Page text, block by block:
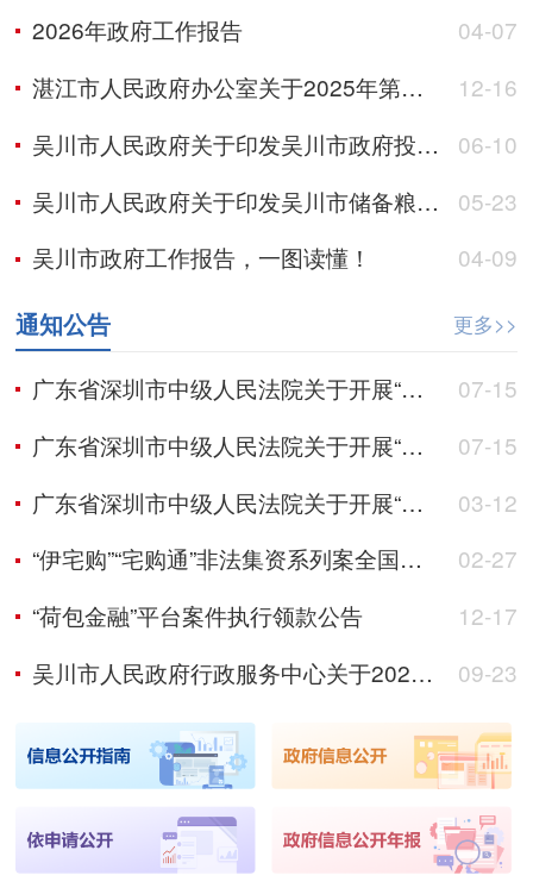
2026年政府工作报告
04-07
湛江市人民政府办公室关于2025年第三季度全市政府网站与政务新媒体检查情况的通报
12-16
吴川市人民政府关于印发吴川市政府投资项目管理办法（2025年修订）的通知
06-10
吴川市人民政府关于印发吴川市储备粮管理办法（2025年修订）的通知
05-23
吴川市政府工作报告，一图读懂！
04-09
通知公告 更多>>
广东省深圳市中级人民法院关于开展“中金黄金”案退赔工作的公告
07-15
广东省深圳市中级人民法院关于开展“文燊威”案退赔工作的公告（第一次）
07-15
广东省深圳市中级人民法院关于开展“国玺”案退赔工作的公告
03-12
“伊宅购”“宅购通”非法集资系列案全国集资参与人信息登记公告
02-27
“荷包金融”平台案件执行领款公告
12-17
吴川市人民政府行政服务中心关于2025年8月份窗口考评结果的通报
09-23